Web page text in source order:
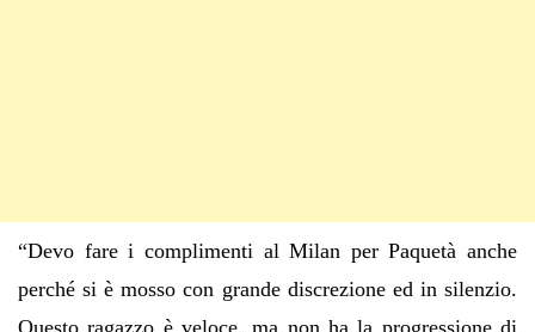
“Devo fare i complimenti al Milan per Paquetà anche
perché si è mosso con grande discrezione ed in silenzio.
Questo ragazzo è veloce, ma non ha la progressione di